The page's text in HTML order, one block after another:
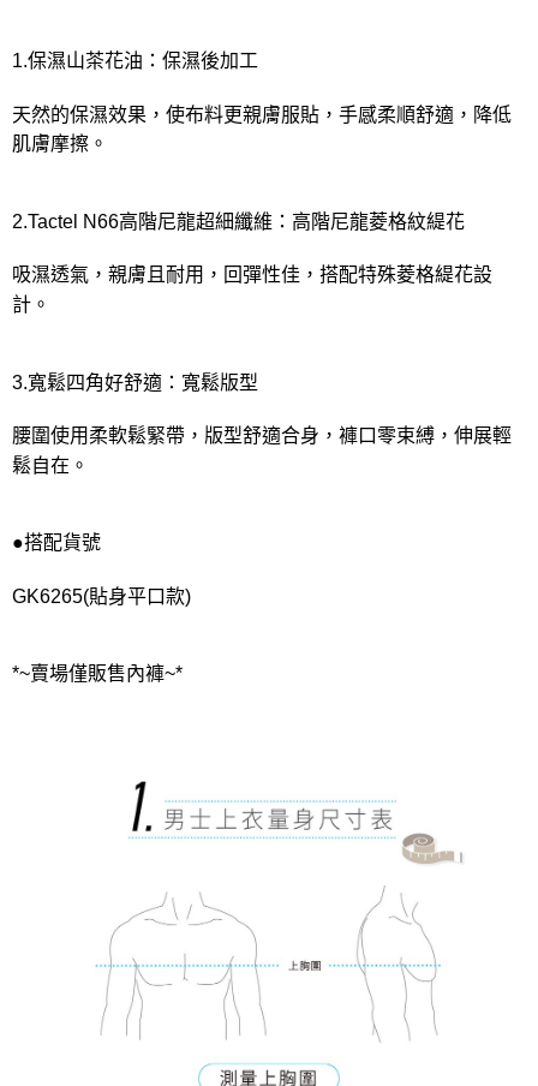
每筆NT$220
1.保濕山茶花油：保濕後加工
天然的保濕效果，使布料更親膚服貼，手感柔順舒適，降低
肌膚摩擦。
2.Tactel N66高階尼龍超細纖維：高階尼龍菱格紋緹花
吸濕透氣，親膚且耐用，回彈性佳，搭配特殊菱格緹花設
計。
3.寬鬆四角好舒適：寬鬆版型
腰圍使用柔軟鬆緊帶，版型舒適合身，褲口零束縛，伸展輕
鬆自在。
●搭配貨號
GK6265(貼身平口款)
*~賣場僅販售內褲~*